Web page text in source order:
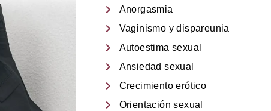
Anorgasmia
Vaginismo y dispareunia
Autoestima sexual
Ansiedad sexual
Crecimiento erótico
Orientación sexual